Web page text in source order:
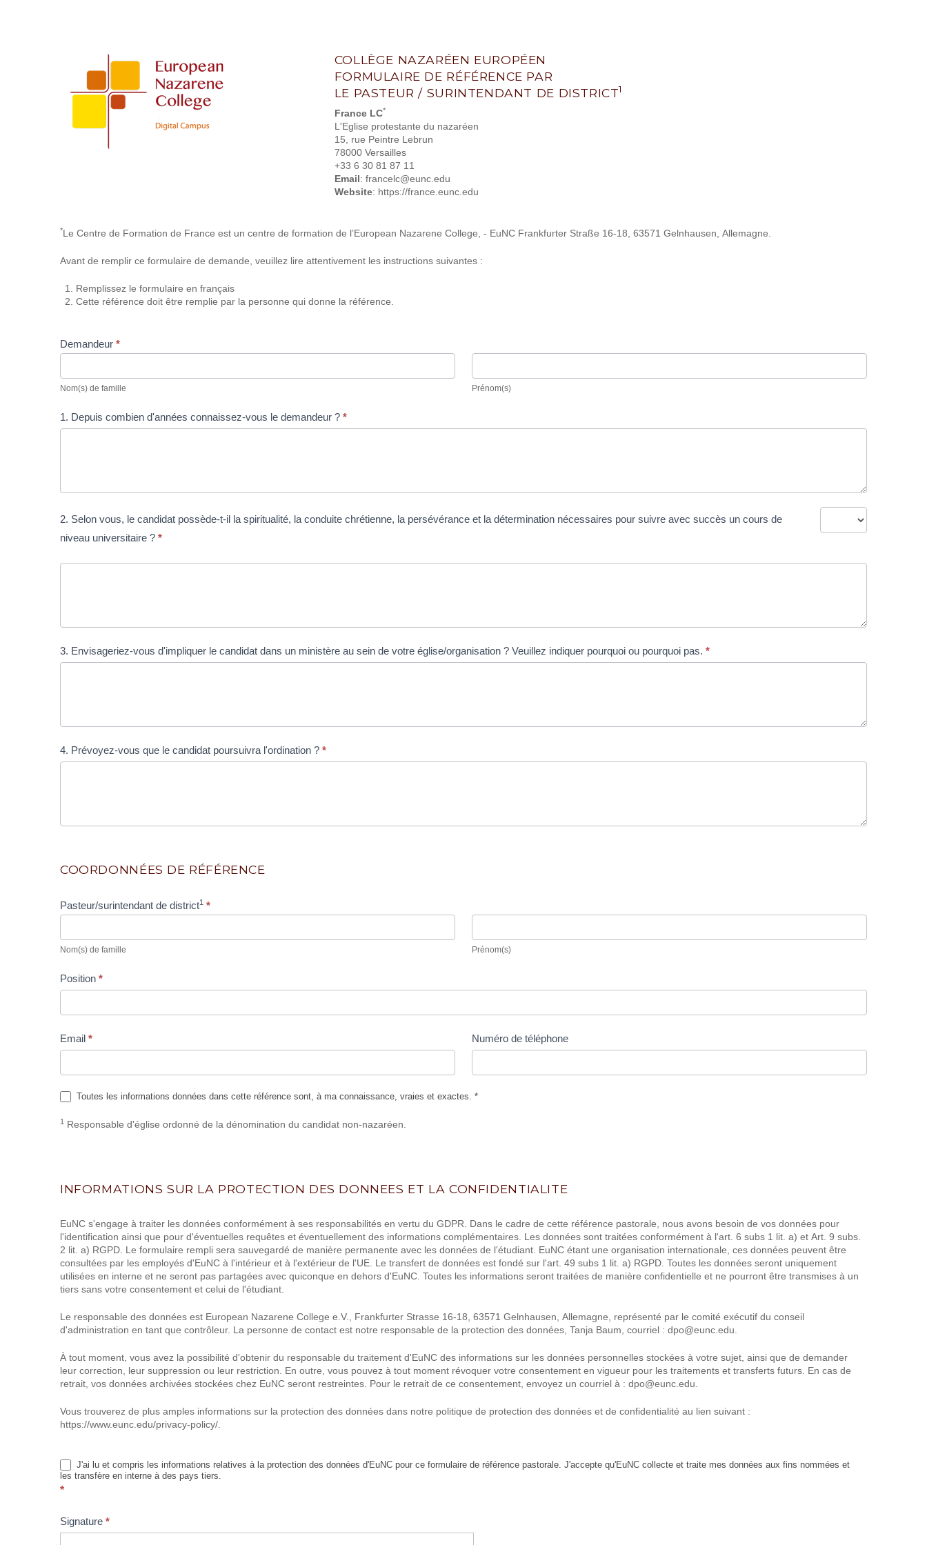
Reference
LC
COLLÈGE NAZARÉEN EUROPÉEN
FORMULAIRE DE RÉFÉRENCE PAR
LE PASTEUR / SURINTENDANT DE DISTRICT1
France LC*
L'Eglise protestante du nazaréen
15, rue Peintre Lebrun
78000 Versailles
+33 6 30 81 87 11
Email: francelc@eunc.edu
Website: https://france.eunc.edu
*Le Centre de Formation de France est un centre de formation de l’European Nazarene College, - EuNC Frankfurter Straße 16-18, 63571 Gelnhausen, Allemagne.
Avant de remplir ce formulaire de demande, veuillez lire attentivement les instructions suivantes :
Remplissez le formulaire en français
Cette référence doit être remplie par la personne qui donne la référence.
Demandeur *
de
Nom(s) de famille Prénom(s)
1. Depuis combien d'années connaissez-vous le demandeur ? *
2. Selon vous, le candidat possède-t-il la spiritualité, la conduite chrétienne, la persévérance et la détermination nécessaires pour suivre avec succès un cours de
niveau universitaire ? *
3. Envisageriez-vous d'impliquer le candidat dans un ministère au sein de votre église/organisation ? Veuillez indiquer pourquoi ou pourquoi pas. *
4. Prévoyez-vous que le candidat poursuivra l'ordination ? *
COORDONNÉES DE RÉFÉRENCE
Pasteur/surintendant de district1 *
de
Nom(s) de famille Prénom(s)
Position *
Email * Numéro de téléphone
Toutes les informations données dans cette référence sont, à ma connaissance, vraies et exactes. *
1 Responsable d'église ordonné de la dénomination du candidat non-nazaréen.
INFORMATIONS SUR LA PROTECTION DES DONNEES ET LA CONFIDENTIALITE
EuNC s'engage à traiter les données conformément à ses responsabilités en vertu du GDPR. Dans le cadre de cette référence pastorale, nous avons besoin de vos données pour
l'identification ainsi que pour d'éventuelles requêtes et éventuellement des informations complémentaires. Les données sont traitées conformément à l'art. 6 subs 1 lit. a) et Art. 9 subs.
2 lit. a) RGPD. Le formulaire rempli sera sauvegardé de manière permanente avec les données de l'étudiant. EuNC étant une organisation internationale, ces données peuvent être
consultées par les employés d'EuNC à l'intérieur et à l'extérieur de l'UE. Le transfert de données est fondé sur l'art. 49 subs 1 lit. a) RGPD. Toutes les données seront uniquement
utilisées en interne et ne seront pas partagées avec quiconque en dehors d'EuNC. Toutes les informations seront traitées de manière confidentielle et ne pourront être transmises à un
tiers sans votre consentement et celui de l'étudiant.
Le responsable des données est European Nazarene College e.V., Frankfurter Strasse 16-18, 63571 Gelnhausen, Allemagne, représenté par le comité exécutif du conseil
d'administration en tant que contrôleur. La personne de contact est notre responsable de la protection des données, Tanja Baum, courriel : dpo@eunc.edu.
À tout moment, vous avez la possibilité d'obtenir du responsable du traitement d'EuNC des informations sur les données personnelles stockées à votre sujet, ainsi que de demander
leur correction, leur suppression ou leur restriction. En outre, vous pouvez à tout moment révoquer votre consentement en vigueur pour les traitements et transferts futurs. En cas de
retrait, vos données archivées stockées chez EuNC seront restreintes. Pour le retrait de ce consentement, envoyez un courriel à : dpo@eunc.edu.
Vous trouverez de plus amples informations sur la protection des données dans notre politique de protection des données et de confidentialité au lien suivant :
https://www.eunc.edu/privacy-policy/.
J'ai lu et compris les informations relatives à la protection des données d'EuNC pour ce formulaire de référence pastorale. J'accepte qu'EuNC collecte et traite mes données aux fins nommées et
les transfère en interne à des pays tiers.
*
Signature *